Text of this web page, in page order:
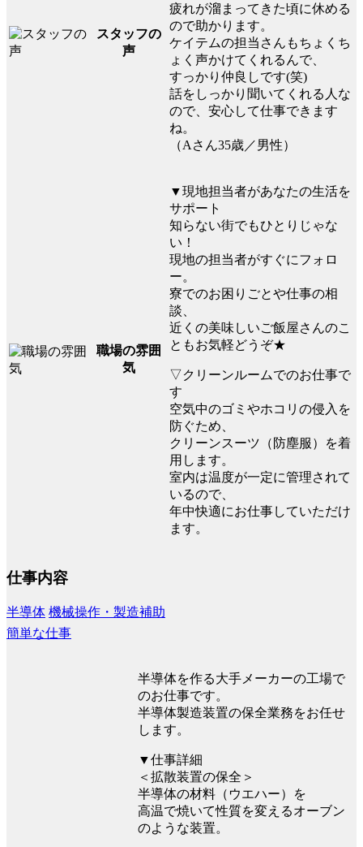
スタッフの
声
疲れが溜まってきた頃に休める
ので助かります。
ケイテムの担当さんもちょくち
ょく声かけてくれるんで、
すっかり仲良しです(笑)
話をしっかり聞いてくれる人な
ので、安心して仕事できます
ね。
（Aさん35歳／男性）
職場の雰囲
気
▼現地担当者があなたの生活を
サポート
知らない街でもひとりじゃな
い！
現地の担当者がすぐにフォロ
ー。
寮でのお困りごとや仕事の相
談、
近くの美味しいご飯屋さんのこ
ともお気軽どうぞ★
▽クリーンルームでのお仕事で
す
空気中のゴミやホコリの侵入を
防ぐため、
クリーンスーツ（防塵服）を着
用します。
室内は温度が一定に管理されて
いるので、
年中快適にお仕事していただけ
ます。
仕事内容
半導体 機械操作・製造補助
簡単な仕事
半導体を作る大手メーカーの工場で
のお仕事です。
半導体製造装置の保全業務をお任せ
します。
▼仕事詳細
＜拡散装置の保全＞
半導体の材料（ウエハー）を
高温で焼いて性質を変えるオーブン
のような装置。